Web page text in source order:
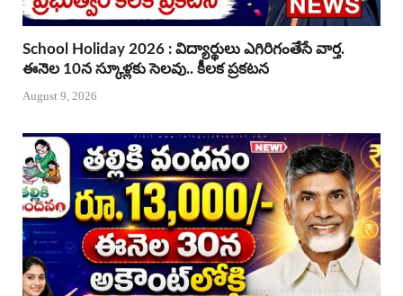
School Holiday 2026 : విద్యార్థులు ఎగిరిగంతేసే వార్త.
ఈనెల 10న స్కూళ్లకు సెలవు.. కీలక ప్రకటన
August 9, 2026